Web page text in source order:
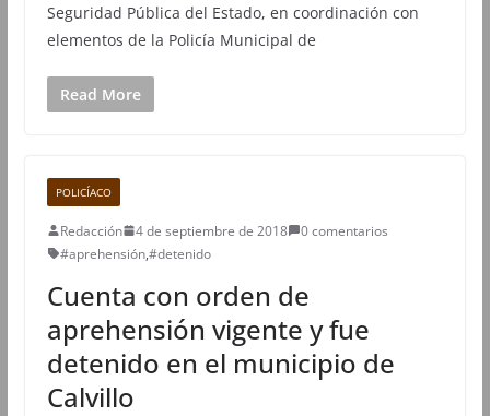
Seguridad Pública del Estado, en coordinación con
elementos de la Policía Municipal de
Read More
POLICÍACO
Redacción 4 de septiembre de 2018
0 comentarios
#aprehensión,#detenido
Cuenta con orden de
aprehensión vigente y fue
detenido en el municipio de
Calvillo